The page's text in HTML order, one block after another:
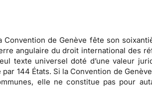
Convention de Genève fête son
angulaire du droit international des
texte universel doté d’une valeur
par 144 États. Si la Convention de
elle ne constitue pas pour